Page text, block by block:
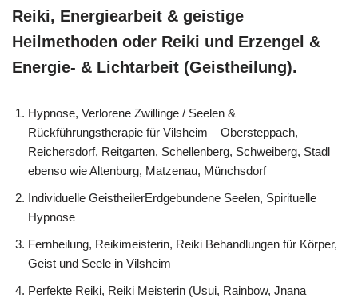
Reiki, Energiearbeit & geistige
Heilmethoden oder Reiki und Erzengel &
Energie- & Lichtarbeit (Geistheilung).
Hypnose, Verlorene Zwillinge / Seelen &
Rückführungstherapie für Vilsheim – Obersteppach,
Reichersdorf, Reitgarten, Schellenberg, Schweiberg, Stadl
ebenso wie Altenburg, Matzenau, Münchsdorf
Individuelle GeistheilerErdgebundene Seelen, Spirituelle
Hypnose
Fernheilung, Reikimeisterin, Reiki Behandlungen für Körper,
Geist und Seele in Vilsheim
Perfekte Reiki, Reiki Meisterin (Usui, Rainbow, Jnana